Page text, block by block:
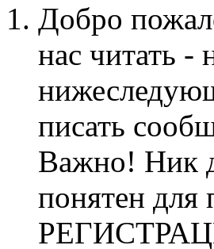
Добро
нас читать -
писать
Важно! Ник
понятен